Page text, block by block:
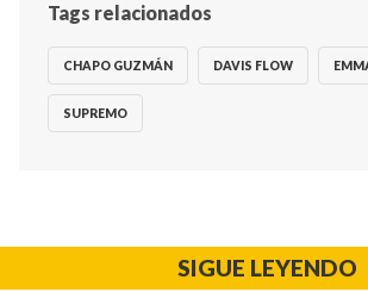
Tags relacionados
CHAPO GUZMÁN DAVIS FLOW
SUPREMO
SIGUE LEYENDO